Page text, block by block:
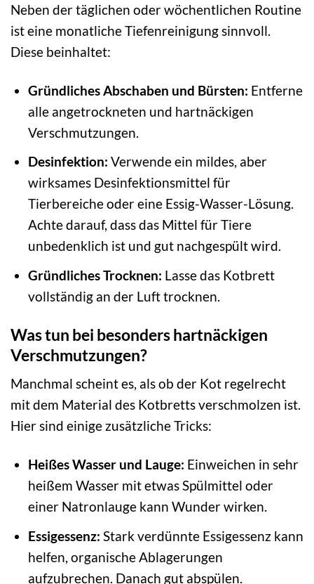
Neben der täglichen oder wöchentlichen Routine
ist eine monatliche Tiefenreinigung sinnvoll.
Diese beinhaltet:
Gründliches Abschaben und Bürsten: Entferne
alle angetrockneten und hartnäckigen
Verschmutzungen.
Desinfektion: Verwende ein mildes, aber
wirksames Desinfektionsmittel für
Tierbereiche oder eine Essig-Wasser-Lösung.
Achte darauf, dass das Mittel für Tiere
unbedenklich ist und gut nachgespült wird.
Gründliches Trocknen: Lasse das Kotbrett
vollständig an der Luft trocknen.
Was tun bei besonders hartnäckigen
Verschmutzungen?
Manchmal scheint es, als ob der Kot regelrecht
mit dem Material des Kotbretts verschmolzen ist.
Hier sind einige zusätzliche Tricks:
Heißes Wasser und Lauge: Einweichen in sehr
heißem Wasser mit etwas Spülmittel oder
einer Natronlauge kann Wunder wirken.
Essigessenz: Stark verdünnte Essigessenz kann
helfen, organische Ablagerungen
aufzubrechen. Danach gut abspülen.